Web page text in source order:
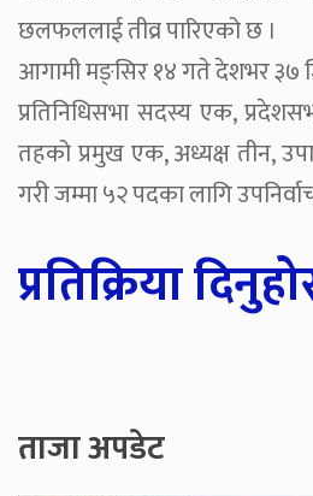
छलफललाई तीव्र पारिएको छ ।
आगामी मङ्सिर १४ गते देशभर ३७
प्रतिनिधिसभा सदस्य एक,
तहको प्रमुख एक, अध्यक्ष तीन,
गरी जम्मा ५२ पदका लागि
प्रतिक्रिया
ताजा अपडेट